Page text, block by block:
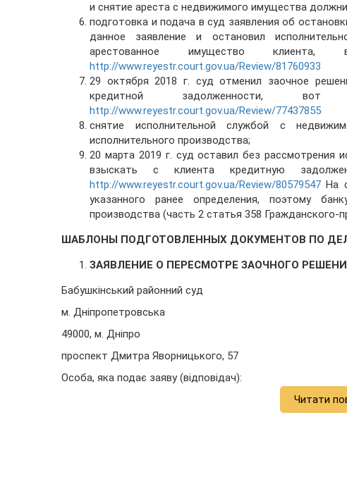
и снятие ареста с недвижимого имущества
подготовка и подача в суд заявления об
данное заявление и остановил
арестованное имущество
http://www.reyestr.court.gov.ua/Review/81760933
29 октября 2018 г. суд отменил заочное
кредитной задолженности,
http://www.reyestr.court.gov.ua/Review/77437855
снятие исполнительной службой с
исполнительного производства;
20 марта 2019 г. суд оставил без рассмотрения
взыскать с клиента кредитную
http://www.reyestr.court.gov.ua/Review/80579547 На
указанного ранее определения, поэтому
производства (часть 2 статья 358 Гражданского-
ШАБЛОНЫ ПОДГОТОВЛЕННЫХ ДОКУМЕНТОВ ПО
ЗАЯВЛЕНИЕ О ПЕРЕСМОТРЕ ЗАОЧНОГО
Бабушкінський районний суд
м. Дніпропетровська
49000, м. Дніпро
проспект Дмитра Яворницького, 57
Особа, яка подає заяву (відповідач):
Читати